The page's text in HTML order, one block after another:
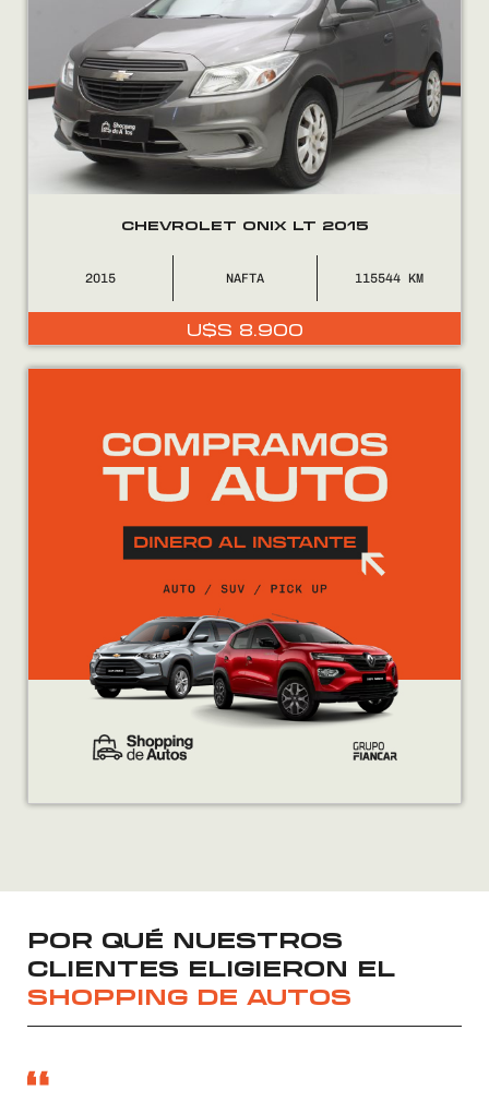
CHEVROLET ONIX LT 2015
2015 NAFTA 115544
U$S 8.900
POR QUÉ NUESTROS
CLIENTES ELIGIERON EL
SHOPPING DE AUTOS